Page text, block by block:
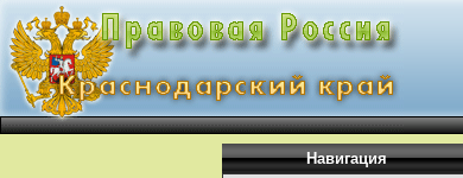
Навигация